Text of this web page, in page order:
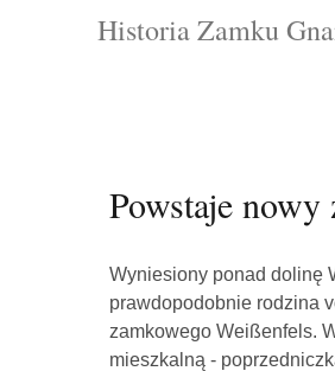
Historia Zamku
Powstaje nowy
Wyniesiony ponad dolinę
prawdopodobnie rodzina
zamkowego Weißenfels.
mieszkalną -